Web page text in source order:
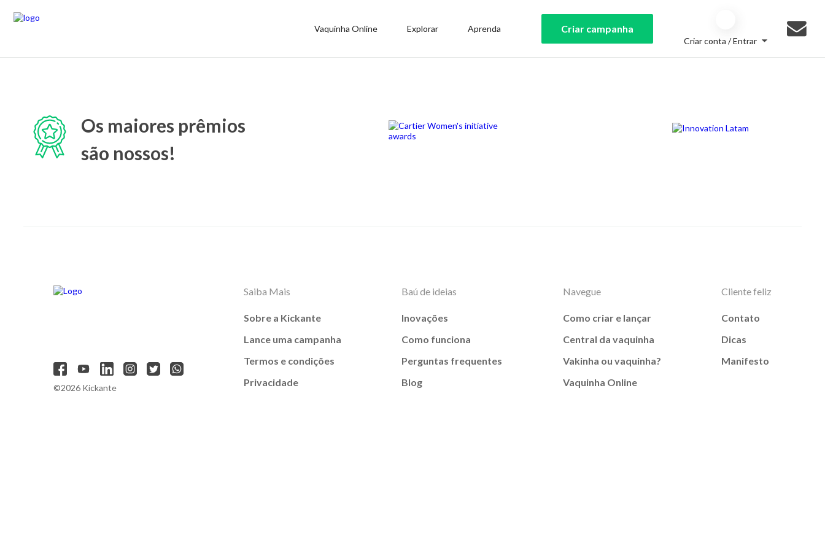
Vaquinha Online Explorar Aprenda Criar campanha
Criar conta / Entrar
Os maiores prêmios
são nossos!
©2026 Kickante
Saiba Mais
Sobre a Kickante
Lance uma campanha
Termos e condições
Privacidade
Baú de ideias
Inovações
Como funciona
Perguntas frequentes
Blog
Navegue
Como criar e lançar
Central da vaquinha
Vakinha ou vaquinha?
Vaquinha Online
Cliente feliz
Contato
Dicas
Manifesto